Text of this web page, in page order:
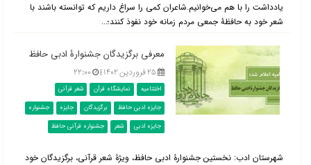
یادداشت را با هم می‌خوانیم.شاعران کمی را سراغ داریم که توانسته باشند با
شعر خود به حافظۀ جمعی مردم زمانه خود نفوذ کنند؛...
معرفی برگزیدگان جشنوارۀ ادبی حافظ
۲۵ فروردین ۱۴۰۲ | ۲۲:۰۰
اختتامیه نمایشگاه قرآن
شعر قرآنی
جایزه ادبی حافظ
برگزیدگان جایزه
جشنواره
جایزه ادبی
شعر جشنواره قرآنی حافظ
شهرستان ادب: نخستین جشنوارۀ ادبی حافظ، ویژۀ شعر قرآنی، برگزیدگان خود